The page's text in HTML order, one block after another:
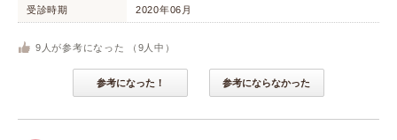
受診時期 2020年06月
9 人が参考になった （ 9 人中）
参考になった！ 参考にならなかった